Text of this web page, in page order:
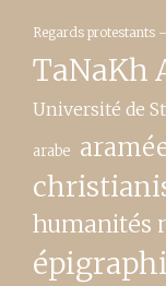
Regards protestants
TaNaKh
Université de
arabe
humanités